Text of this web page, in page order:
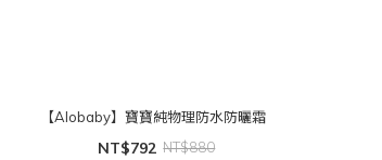
【Alobaby】寶寶純物理防水防曬霜
NT$792 NT$880